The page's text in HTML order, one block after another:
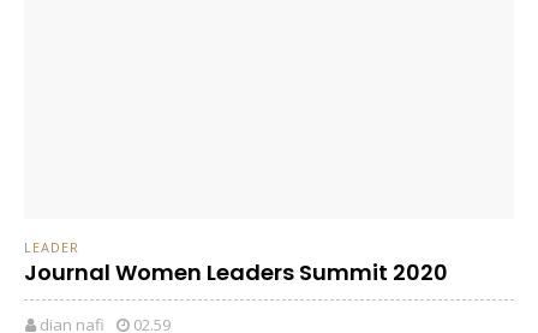
LEADER
Journal Women Leaders Summit 2020
dian nafi 02.59